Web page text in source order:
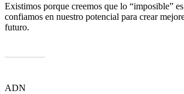
Existimos porque creemos que lo “imposible”
confiamos en nuestro potencial para crear
futuro.
ADN